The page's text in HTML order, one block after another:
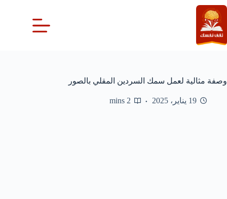
التجاوز
إلى
المحتوى
وصفة مثالية لعمل سمك السردين المقلي بالصور
19 يناير، 2025 2 mins